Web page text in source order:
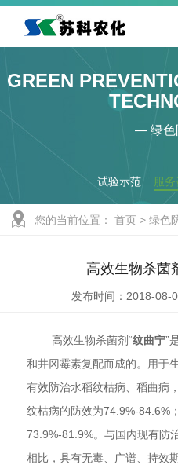
GREEN
— 绿
试验示范 服
您的当前位置： 首页 > 绿色
高效生物杀菌
发布时间：2018-
高效生物杀菌剂“纹曲宁”
和井冈霉素复配而成的。用于
有效防治水稻纹枯病、稻曲病
纹枯病的防效为74.9%-84.6%
73.9%-81.9%。与国内现有防
相比，具有无毒、广谱、持效